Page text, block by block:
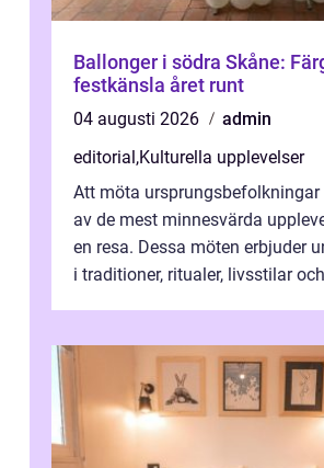
Ballonger i södra Skåne:
festkänsla året runt
04 augusti 2026
admin
editorial,Kulturella upplevelser
Att möta ursprungsbefolkningar
av de mest minnesvärda
en resa. Dessa möten erbjuder
i traditioner, ritualer, livsstilar